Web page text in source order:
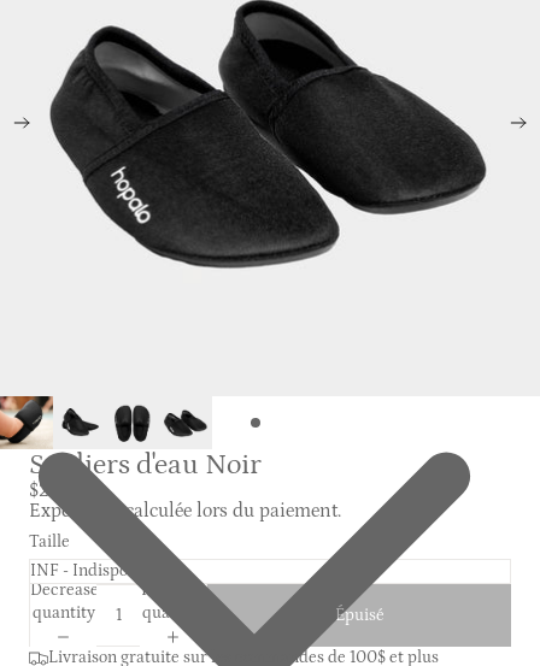
Souliers d'eau Noir
$29.99
Expédition calculée lors du paiement.
Taille
Decrease
quantity
Increase
quantity
Épuisé
Livraison gratuite sur les commandes de 100$ et plus